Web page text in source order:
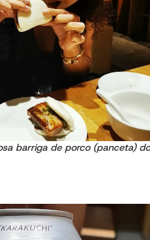
barriga de porco (panceta) do